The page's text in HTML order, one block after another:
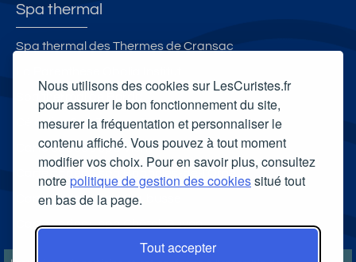
Nous utilisons des cookies sur LesCuristes.fr
pour assurer le bon fonctionnement du site,
mesurer la fréquentation et personnaliser le
contenu affiché. Vous pouvez à tout moment
modifier vos choix. Pour en savoir plus, consultez
notrepolitique de gestion des cookiessitué tout
en bas de la page.
Tout accepter
Spa thermal
Spa thermal des Thermes de Cransac
Célestins Spa Thermal
Carte cadeau spa Vichy
Carte cadeau spa Bagnoles-de-l'Orne
Carte cadeau spa Saubusse
Carte cadeau spa Châtel-Guyon